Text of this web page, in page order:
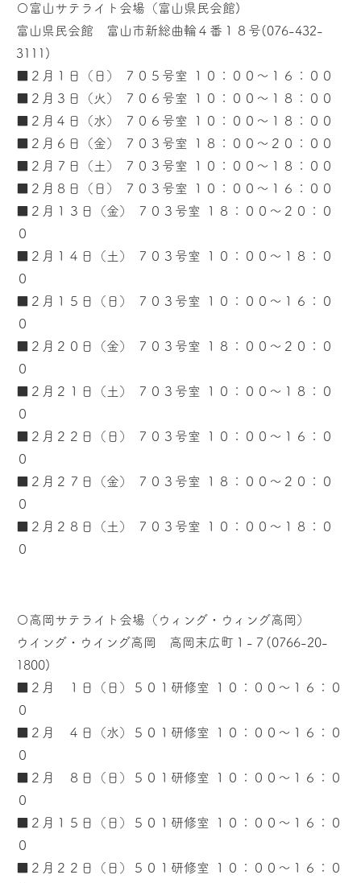
〇富山サテライト会場（富山県民会館)
富山県民会館 富山市新総曲輪４番１８号(076-432-
3111)
■２月１日（日） ７０５ 号室 １０：００～１６：００
■２月３日（火） ７０６号室 １０：００～１８：００
■２月４日（水） ７０６号室 １０：００～１８：００
■２月６日（金） ７０３号室 １８：００～２０：００
■２月７ 日（土） ７０３号室 １０：００～１８：００
■２月８日（日） ７０３号室 １０：００～１６：００
■２月１３日（金） ７０３号室 １８：００～２０：０
０
■２月１４日（土） ７０３号室 １０：００～１８：０
０
■２月１５日（日） ７０３号室 １０：００～１６：０
０
■２月２０日（金） ７０３号室 １８：００～２０：０
０
■２月２１日（土） ７０３号室 １０：００～１８：０
０
■２月２２ 日（日） ７０３号室 １０：００～１６：０
０
■２月２７日（金） ７０３号室 １８：００～２０：０
０
■２月２８日（土） ７０３号室 １０：００～１８：０
０
〇高岡サテライト会場（ウィング・ウィング高岡）
ウイング・ウイング高岡 高岡末広町１-７(0766-20-
1800)
■２月 １日（日）５０１研修室 １０：００～１６：０
０
■２月 ４日（水）５０１研修室 １０：００～１６：０
０
■２月 ８日（日）５０１研修室 １０：００～１６：０
０
■２月１５日（日）５０１研修室 １０：００～１６：０
０
■２月２２日（日）５０１研修室 １０：００～１６：０